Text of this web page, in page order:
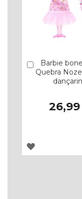
Barbie
Quebra
Comprar
ADICIONAR